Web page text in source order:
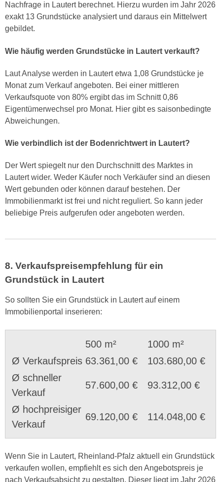
Nachfrage in Lautert berechnet. Hierzu wurden im Jahr 2026
exakt 13 Grundstücke analysiert und daraus ein Mittelwert
gebildet.
Wie häufig werden Grundstücke in Lautert verkauft?
Laut Analyse werden in Lautert etwa 1,08 Grundstücke je
Monat zum Verkauf angeboten. Bei einer mittleren
Verkaufsquote von 80% ergibt das im Schnitt 0,86
Eigentümerwechsel pro Monat. Hier gibt es saisonbedingte
Abweichungen.
Wie verbindlich ist der Bodenrichtwert in Lautert?
Der Wert spiegelt nur den Durchschnitt des Marktes in
Lautert wider. Weder Käufer noch Verkäufer sind an diesen
Wert gebunden oder können darauf bestehen. Der
Immobilienmarkt ist frei und nicht reguliert. So kann jeder
beliebige Preis aufgerufen oder angeboten werden.
8. Verkaufspreisempfehlung für ein
Grundstück in Lautert
So sollten Sie ein Grundstück in Lautert auf einem
Immobilienportal inserieren:
500 m²
1000 m²
Ø Verkaufspreis 63.361,00 €
103.680,00 €
Ø schneller
Verkauf
57.600,00 € 93.312,00 €
Ø hochpreisiger
Verkauf
69.120,00 € 114.048,00 €
Wenn Sie in Lautert, Rheinland-Pfalz aktuell ein Grundstück
verkaufen wollen, empfiehlt es sich den Angebotspreis je
nach Verkaufsabsicht zu gestalten. Dieser liegt im Jahr 2026